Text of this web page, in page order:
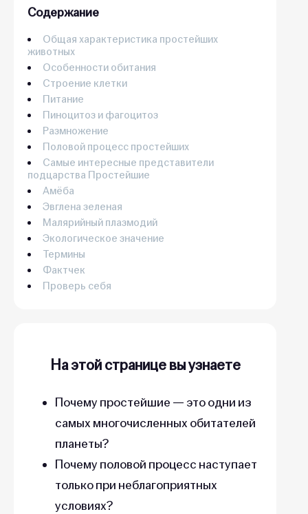
Содержание
Общая характеристика простейших
животных
Особенности обитания
Строение клетки
Питание
Пиноцитоз и фагоцитоз
Размножение
Половой процесс простейших
Самые интересные представители
подцарства Простейшие
Амёба
Эвглена зеленая
Малярийный плазмодий
Экологическое значение
Термины
Фактчек
Проверь себя
На этой странице вы узнаете
Почему простейшие — это одни из
самых многочисленных обитателей
планеты?
Почему половой процесс наступает
только при неблагоприятных
условиях?